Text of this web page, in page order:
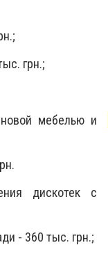
грн.;
мебелью и
дискотек с
- 360 тыс. грн.;